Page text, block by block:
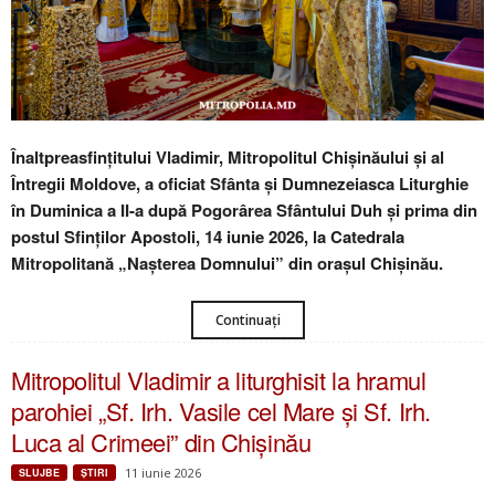
Înaltpreasfințitului Vladimir, Mitropolitul Chișinăului și al
Întregii Moldove, a oficiat Sfânta și Dumnezeiasca Liturghie
în Duminica a II-a după Pogorârea Sfântului Duh și prima din
postul Sfinților Apostoli, 14 iunie 2026, la Catedrala
Mitropolitană „Nașterea Domnului” din orașul Chișinău.
Continuați
Mitropolitul Vladimir a liturghisit la hramul
parohiei „Sf. Irh. Vasile cel Mare și Sf. Irh.
Luca al Crimeei” din Chișinău
SLUJBE ŞTIRI 11 iunie 2026